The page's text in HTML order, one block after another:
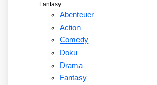
Fantasy
Abenteuer
Action
Comedy
Doku
Drama
Fantasy